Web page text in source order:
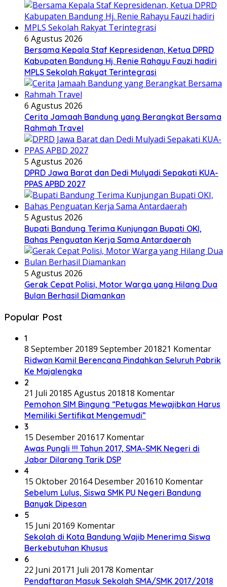
6 Agustus 2026
Bersama Kepala Staf Kepresidenan, Ketua DPRD
Kabupaten Bandung Hj. Renie Rahayu Fauzi hadiri
MPLS Sekolah Rakyat Terintegrasi
6 Agustus 2026
Cerita Jamaah Bandung yang Berangkat Bersama
Rahmah Travel
5 Agustus 2026
DPRD Jawa Barat dan Dedi Mulyadi Sepakati KUA-
PPAS APBD 2027
5 Agustus 2026
Bupati Bandung Terima Kunjungan Bupati OKI,
Bahas Penguatan Kerja Sama Antardaerah
5 Agustus 2026
Gerak Cepat Polisi, Motor Warga yang Hilang Dua
Bulan Berhasil Diamankan
Popular Post
1
8 September 20189 September 201821 Komentar
Ridwan Kamil Berencana Pindahkan Seluruh Pabrik
Ke Majalengka
2
21 Juli 20185 Agustus 201818 Komentar
Pemohon SIM Bingung “Petugas Mewajibkan Harus
Memiliki Sertifikat Mengemudi”
3
15 Desember 201617 Komentar
Awas Pungli !!! Tahun 2017, SMA-SMK Negeri di
Jabar Dilarang Tarik DSP
4
15 Oktober 20164 Desember 201610 Komentar
Sebelum Lulus, Siswa SMK PU Negeri Bandung
Banyak Dipesan
5
15 Juni 20169 Komentar
Sekolah di Kota Bandung Wajib Menerima Siswa
Berkebutuhan Khusus
6
22 Juni 20171 Juli 20178 Komentar
Pendaftaran Masuk Sekolah SMA/SMK 2017/2018